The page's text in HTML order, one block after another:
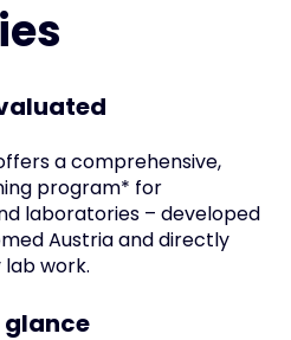
a comprehensive,
program* for
laboratories – developed
Austria and directly
work.
glance